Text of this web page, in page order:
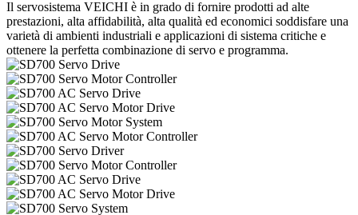
Il servosistema VEICHI è in grado di fornire prodotti ad alte
prestazioni, alta affidabilità, alta qualità ed economici soddisfare una
varietà di ambienti industriali e applicazioni di sistema critiche e
ottenere la perfetta combinazione di servo e programma.